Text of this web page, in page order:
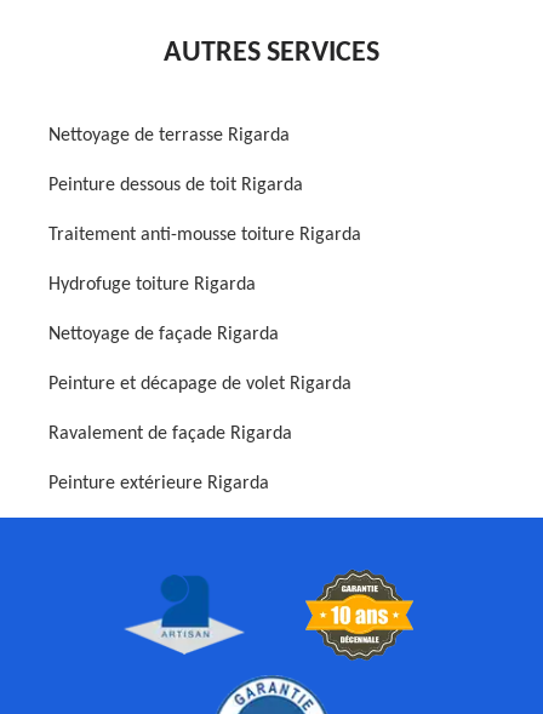
AUTRES SERVICES
Nettoyage de terrasse Rigarda
Peinture dessous de toit Rigarda
Traitement anti-mousse toiture Rigarda
Hydrofuge toiture Rigarda
Nettoyage de façade Rigarda
Peinture et décapage de volet Rigarda
Ravalement de façade Rigarda
Peinture extérieure Rigarda